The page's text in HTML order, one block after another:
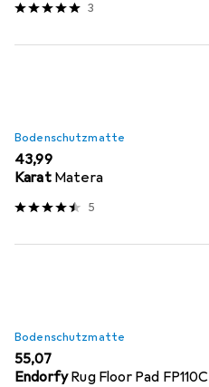
3
Bodenschutzmatte
EUR
43,99
Karat Matera
5
Bodenschutzmatte
EUR
55,07
EndorfyRug Floor Pad FP110C